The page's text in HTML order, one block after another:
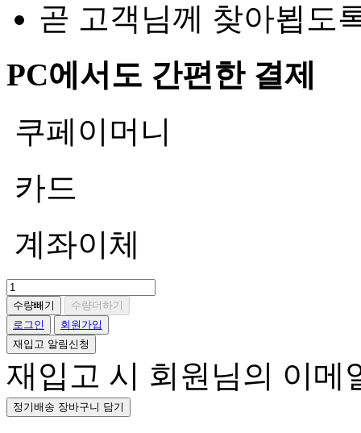
곧 고객님께 찾아뵙도
PC에서도 간편한 결제
쿠페이머니
카드
계좌이체
수량빼기
수량더하기
로그인
회원가입
재입고 알림신청
재입고 시 회원님의 이메
정기배송 장바구니 담기